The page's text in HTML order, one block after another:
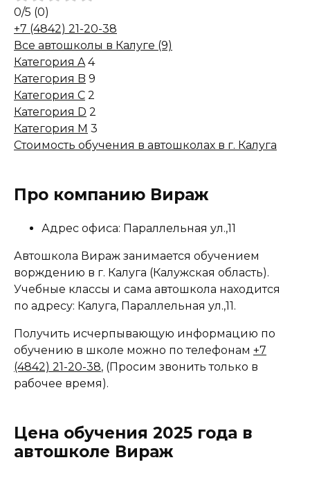
0/5 (0)
+7 (4842) 21-20-38
Все автошколы в Калуге (9)
Категория A 4
Категория B 9
Категория C 2
Категория D 2
Категория M 3
Стоимость обучения в автошколах в г. Калуга
Про компанию Вираж
Адрес офиса: Параллельная ул.,11
Автошкола Вираж занимается обучением
ворждению в г. Калуга (Калужская область).
Учебные классы и сама автошкола находится
по адресу: Калуга, Параллельная ул.,11.
Получить исчерпывающую информацию по
обучению в школе можно по телефонам +7
(4842) 21-20-38, (Просим звонить только в
рабочее время).
Цена обучения 2025 года в
автошколе Вираж